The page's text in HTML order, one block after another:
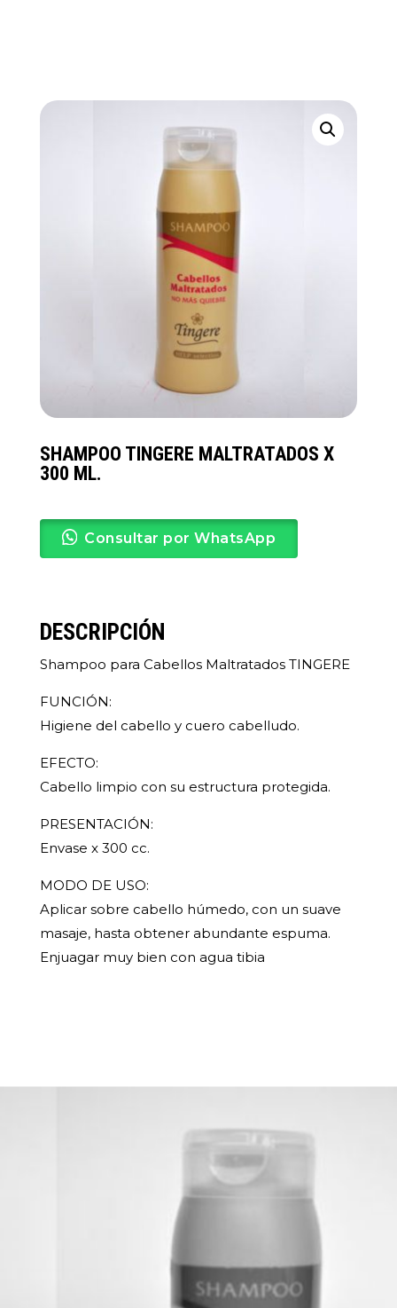
SHAMPOO TINGERE MALTRATADOS X
300 ML.
Consultar por WhatsApp
DESCRIPCIÓN
Shampoo para Cabellos Maltratados TINGERE
FUNCIÓN:
Higiene del cabello y cuero cabelludo.
EFECTO:
Cabello limpio con su estructura protegida.
PRESENTACIÓN:
Envase x 300 cc.
MODO DE USO:
Aplicar sobre cabello húmedo, con un suave
masaje, hasta obtener abundante espuma.
Enjuagar muy bien con agua tibia